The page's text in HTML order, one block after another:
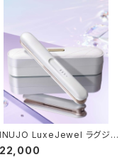
LuxeJewel ラグジュ
コードレスアイロンLX001